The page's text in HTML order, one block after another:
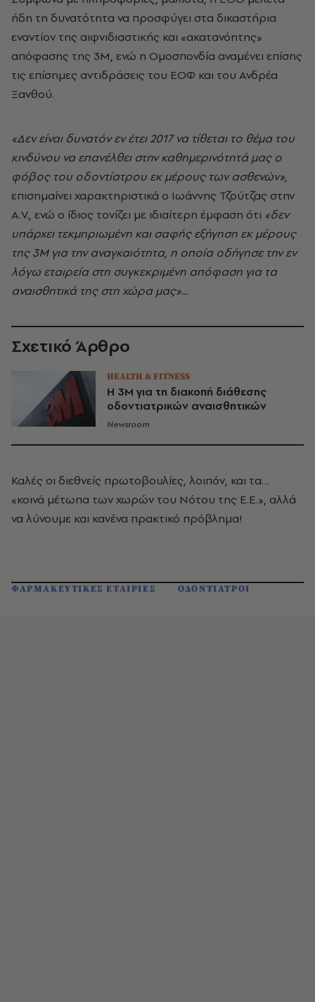
ήδη τη δυνατότητα να προσφύγει στα δικαστήρια
εναντίον της αιφνιδιαστικής και «ακατανόητης»
απόφασης της 3Μ, ενώ η Ομοσπονδία αναμένει επίσης
τις επίσημες αντιδράσεις του ΕΟΦ και του Ανδρέα
Ξανθού.
«Δεν είναι δυνατόν εν έτει 2017 να τίθεται το θέμα του
κινδύνου να επανέλθει στην καθημερινότητά μας ο
φόβος του οδοντίατρου εκ μέρους των ασθενών»,
επισημαίνει χαρακτηριστικά ο Ιωάννης Τζούτζας στην
A.V., ενώ ο ίδιος τονίζει με ιδιαίτερη έμφαση ότι «δεν
υπάρχει τεκμηριωμένη και σαφής εξήγηση εκ μέρους
της 3Μ για την αναγκαιότητα, η οποία οδήγησε την εν
λόγω εταιρεία στη συγκεκριμένη απόφαση για τα
αναισθητικά της στη χώρα μας»...
Σχετικό Άρθρο
HEALTH & FITNESS
Η 3M για τη διακοπή διάθεσης
οδοντιατρικών αναισθητικών
Newsroom
Καλές οι διεθνείς πρωτοβουλίες, λοιπόν, και τα…
«κοινά μέτωπα των χωρών του Νότου της Ε.Ε.», αλλά
να λύνουμε και κανένα πρακτικό πρόβλημα!
ΦΑΡΜΑΚΕΥΤΙΚΕΣ ΕΤΑΙΡΙΕΣ ΟΔΟΝΤΙΑΤΡΟΙ